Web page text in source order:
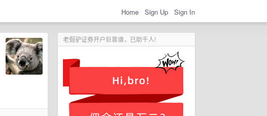
Home Sign Up Sign In
老倔驴证券开户巨靠谱，已助千人!